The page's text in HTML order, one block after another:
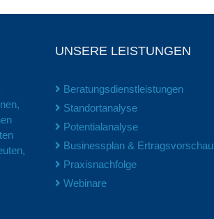
UNSERE LEISTUNGEN
Beratungsdienstleistungen
Standortanalyse
Potentialanalyse
Businessplan & Ertragsvorschau
Praxisnachfolge
Webinare